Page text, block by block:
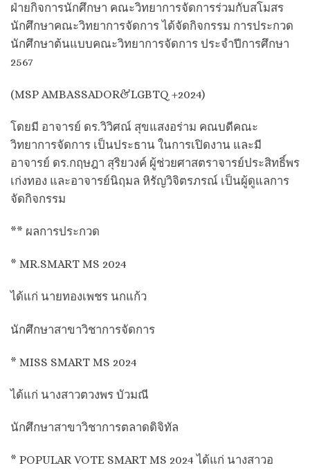
ฝ่ายกิจการนักศึกษา คณะวิทยาการจัดการร่วมกับสโมสร
นักศึกษาคณะวิทยาการจัดการ ได้จัดกิจกรรม การประกวด
นักศึกษาต้นแบบคณะวิทยาการจัดการ ประจำปีการศึกษา
2567
(MSP AMBASSADOR&LGBTQ +2024)
โดยมี อาจารย์ ดร.วิวิศณ์ สุขแสงอร่าม คณบดีคณะ
วิทยาการจัดการ เป็นประธาน ในการเปิดงาน และมี
อาจารย์ ดร.กฤษฎา สุริยวงค์ ผู้ช่วยศาสตราจารย์ประสิทธิ์พร
เก่งทอง และอาจารย์นิฤมล หิรัญวิจิตรภรณ์ เป็นผู้ดูแลการ
จัดกิจกรรม​
** ผลการประกวด​
* MR.SMART MS 2024
ได้แก่​ นายทองเพชร นกแก้ว
นักศึกษาสาขาวิชาการจัดการ
* MISS SMART MS 2024
ได้แก่​ นางสาวตวงพร บัวมณี
นักศึกษาสาขาวิชาการตลาดดิจิทัล
* POPULAR VOTE SMART MS 2024 ได้แก่ นางสาวอ